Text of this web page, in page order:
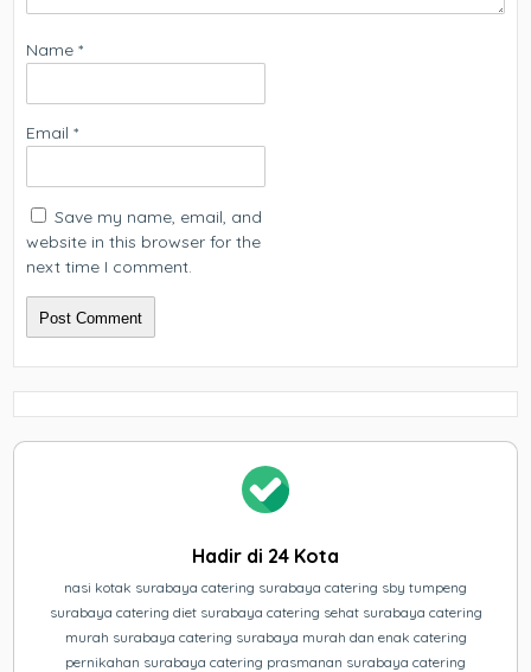
Name*
Email*
Save my name, email, and
website in this browser for the
next time I comment.
Hadir di 24 Kota
nasi kotak surabaya catering surabaya catering sby tumpeng
surabaya catering diet surabaya catering sehat surabaya catering
murah surabaya catering surabaya murah dan enak catering
pernikahan surabaya catering prasmanan surabaya catering